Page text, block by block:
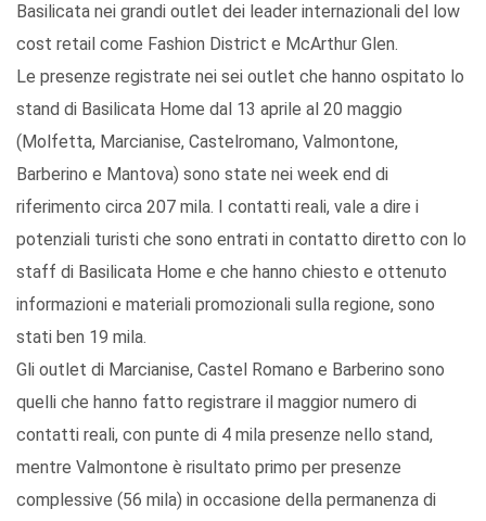
Basilicata nei grandi outlet dei leader internazionali del low
cost retail come Fashion District e McArthur Glen.
Le presenze registrate nei sei outlet che hanno ospitato lo
stand di Basilicata Home dal 13 aprile al 20 maggio
(Molfetta, Marcianise, Castelromano, Valmontone,
Barberino e Mantova) sono state nei week end di
riferimento circa 207 mila. I contatti reali, vale a dire i
potenziali turisti che sono entrati in contatto diretto con lo
staff di Basilicata Home e che hanno chiesto e ottenuto
informazioni e materiali promozionali sulla regione, sono
stati ben 19 mila.
Gli outlet di Marcianise, Castel Romano e Barberino sono
quelli che hanno fatto registrare il maggior numero di
contatti reali, con punte di 4 mila presenze nello stand,
mentre Valmontone è risultato primo per presenze
complessive (56 mila) in occasione della permanenza di